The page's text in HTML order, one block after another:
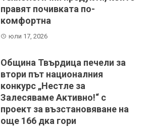
правят почивката по-
комфортна
юли 17, 2026
Община Твърдица печели за
втори път националния
конкурс „Нестле за
Залесяваме Активно!“ с
проект за възстановяване на
още 166 дка гори